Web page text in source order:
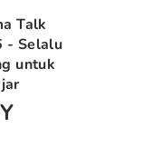
Talk
- Selalu
untuk